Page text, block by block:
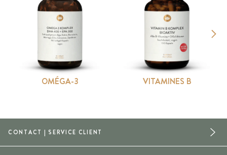
OMÉGA-3 VITAMINES B
CONTACT | SERVICE CLIENT